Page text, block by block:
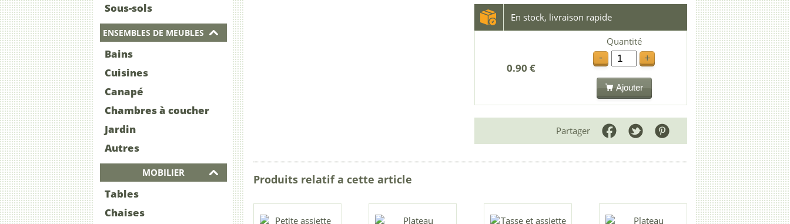
Sous-sols
ENSEMBLES DE MEUBLES
Bains
Cuisines
Canapé
Chambres à coucher
Jardin
Autres
MOBILIER
Tables
Chaises
En stock, livraison rapide
0.90 €
Quantité
-
+
Ajouter
Partager
Produits relatif a cette article